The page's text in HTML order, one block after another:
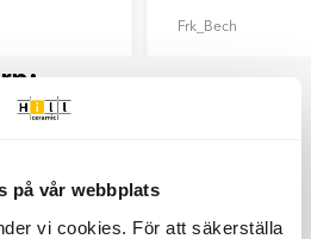
på vår webbplats
vi cookies. För att säkerställa
Frk_Bech
Blank
849
kr/st